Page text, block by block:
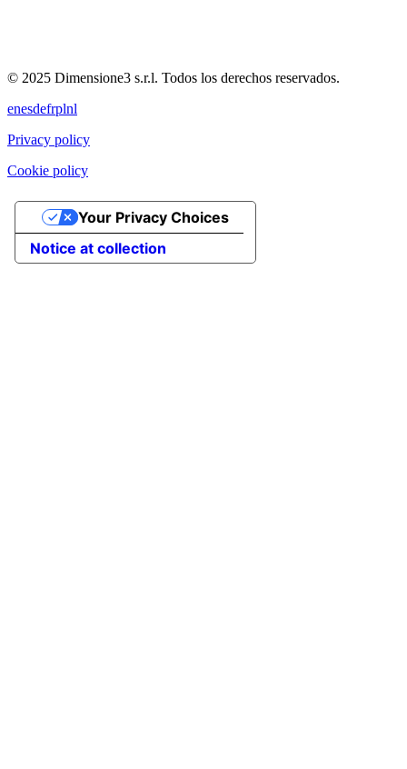
© 2025 Dimensione3 s.r.l. Todos los derechos reservados.
enesdefrplnl
Privacy policy
Cookie policy
Notice at collection
Your Privacy Choices